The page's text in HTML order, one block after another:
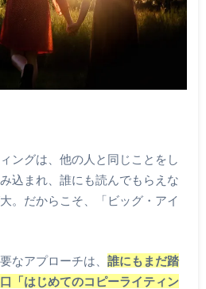
ングは、他の人と同じことをし
込まれ、誰にも読んでもらえな
。だからこそ、「ビッグ・アイ
なアプローチは、 誰にもまだ踏
「はじめてのコピーライティン